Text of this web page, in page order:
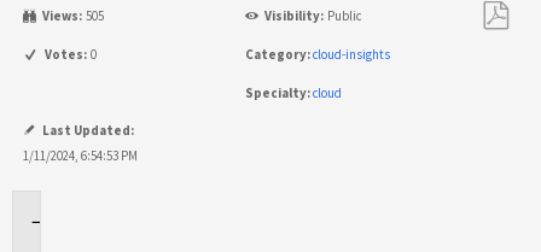
Views: 505 Visibility: Public
Votes: 0 Category:cloud-insights
Specialty:cloud
Last Updated:
1/11/2024, 6:54:53 PM